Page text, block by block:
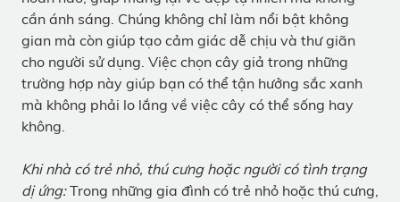
cần ánh sáng. Chúng không chỉ làm nổi bật không
gian mà còn giúp tạo cảm giác dễ chịu và thư giãn
cho người sử dụng. Việc chọn cây giả trong những
trường hợp này giúp bạn có thể tận hưởng sắc xanh
mà không phải lo lắng về việc cây có thể sống hay
không.
Khi nhà có trẻ nhỏ, thú cưng hoặc người có tình trạng
dị ứng:Trong những gia đình có trẻ nhỏ hoặc thú cưng,